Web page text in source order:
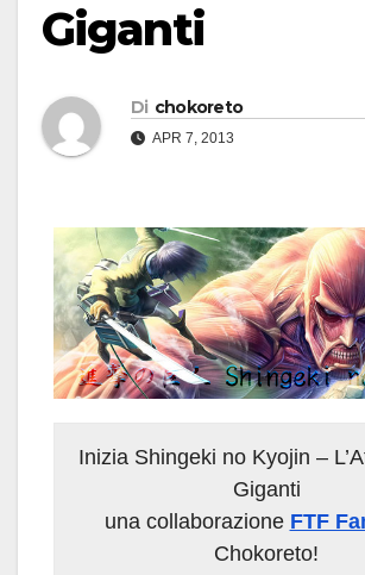
Giganti
Di chokoreto
APR 7, 2013
Inizia Shingeki no Kyojin –
Giganti
una collaborazione FTF
Chokoreto!